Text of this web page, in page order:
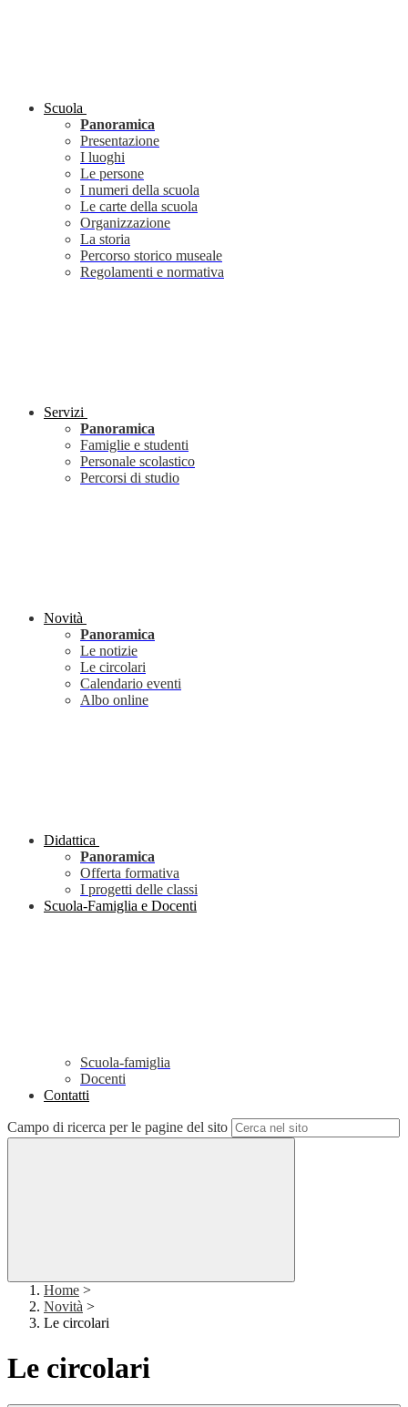
Scuola
Panoramica
Presentazione
I luoghi
Le persone
I numeri della scuola
Le carte della scuola
Organizzazione
La storia
Percorso storico museale
Regolamenti e normativa
Servizi
Panoramica
Famiglie e studenti
Personale scolastico
Percorsi di studio
Novità
Panoramica
Le notizie
Le circolari
Calendario eventi
Albo online
Didattica
Panoramica
Offerta formativa
I progetti delle classi
Scuola-Famiglia e Docenti
Scuola-famiglia
Docenti
Contatti
Campo di ricerca per le pagine del sito
Home >
Novità >
Le circolari
Le circolari